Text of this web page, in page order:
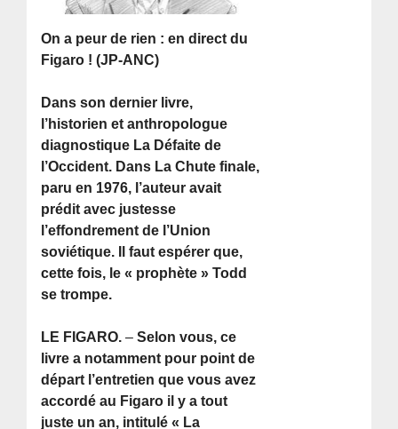
On a peur de rien : en direct du
Figaro ! (JP-ANC)
Dans son dernier livre,
l’historien et anthropologue
diagnostique La Défaite de
l’Occident. Dans La Chute finale,
paru en 1976, l’auteur avait
prédit avec justesse
l’effondrement de l’Union
soviétique. Il faut espérer que,
cette fois, le « prophète » Todd
se trompe.
LE FIGARO.–Selon vous, ce
livre a notamment pour point de
départ l’entretien que vous avez
accordé au Figaro il y a tout
juste un an, intitulé « La